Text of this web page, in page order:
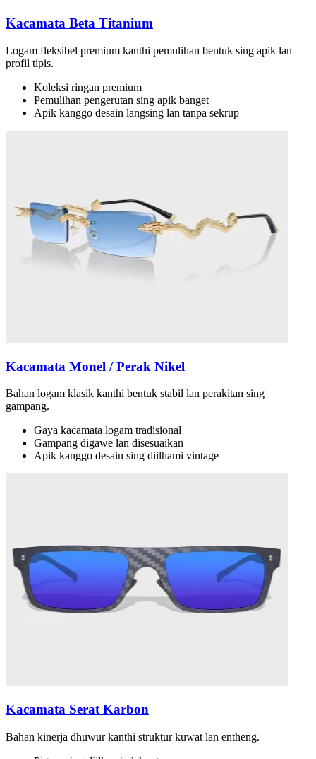
Kacamata Beta Titanium
Logam fleksibel premium kanthi pemulihan bentuk sing apik lan
profil tipis.
Koleksi ringan premium
Pemulihan pengerutan sing apik banget
Apik kanggo desain langsing lan tanpa sekrup
Kacamata Monel / Perak Nikel
Bahan logam klasik kanthi bentuk stabil lan perakitan sing
gampang.
Gaya kacamata logam tradisional
Gampang digawe lan disesuaikan
Apik kanggo desain sing diilhami vintage
Kacamata Serat Karbon
Bahan kinerja dhuwur kanthi struktur kuwat lan entheng.